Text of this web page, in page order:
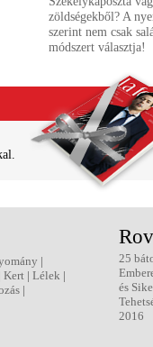
zöldségekből? A
szerint nem csak
módszert választja!
|
Kert | Lélek |
|
25
és
2016